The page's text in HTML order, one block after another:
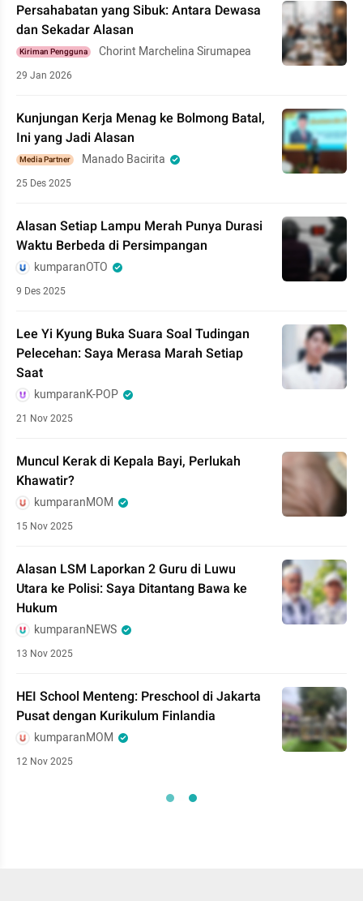
Persahabatan yang Sibuk: Antara Dewasa
dan Sekadar Alasan
Kiriman Pengguna Chorint Marchelina Sirumapea
29 Jan 2026
Kunjungan Kerja Menag ke Bolmong Batal,
Ini yang Jadi Alasan
Media Partner Manado Bacirita
25 Des 2025
Alasan Setiap Lampu Merah Punya Durasi
Waktu Berbeda di Persimpangan
kumparanOTO
9 Des 2025
Lee Yi Kyung Buka Suara Soal Tudingan
Pelecehan: Saya Merasa Marah Setiap
Saat
kumparanK-POP
21 Nov 2025
Muncul Kerak di Kepala Bayi, Perlukah
Khawatir?
kumparanMOM
15 Nov 2025
Alasan LSM Laporkan 2 Guru di Luwu
Utara ke Polisi: Saya Ditantang Bawa ke
Hukum
kumparanNEWS
13 Nov 2025
HEI School Menteng: Preschool di Jakarta
Pusat dengan Kurikulum Finlandia
kumparanMOM
12 Nov 2025